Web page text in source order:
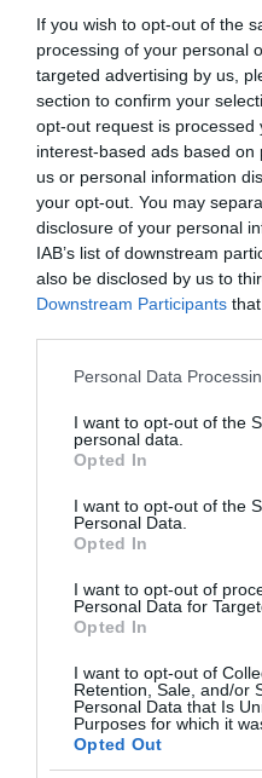
If you wish to opt-out of the
processing of your personal
targeted advertising by us,
section to confirm your
opt-out request is processed
interest-based ads based
us or personal information
your opt-out. You may
disclosure of your personal
IAB’s list of downstream
also be disclosed by us to
Downstream Participants
Please note that this
not limited to your visit or
grant or deny consent to
use your data for below
consent section.
Personal Data
I want to opt-out of the
personal data.
Opted In
I want to opt-out of the
Personal Data.
Opted In
I want to opt-out of
Personal Data for
Opted In
I want to opt-out of
Retention, Sale, and/or
Personal Data that Is
Purposes for which it
Opted Out
Ο
αναφέρθηκε στην
αυξανόμενα αδιέξοδα
οικονομία από την
αλλαγής:«Ο χρόνος
περνάνε από τη χώρα,
λειτουργεί η χώρα δεν
διοικητικό και
ίδια.Οι επενδύσεις
έλλειμμα ισοζυγίου
παραμένει υψηλό.Η
αγοραστική δύναμη
αισχροκέρδεια
περιμένει κάθε
ράφι, στο νοίκι, σε
παρήγαμε, παράγουμε.
εισόδημα πολλών
Το κράτος παραμένει,
Βουτηγμένο στην
συμβάσεις να
Λεφτόδεντρα για τους